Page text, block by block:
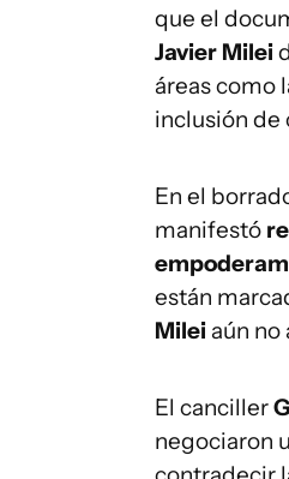
que el
Javier Milei
áreas como
inclusión de
En el
manifestó
están
Milei aún no
El canciller
negociaron